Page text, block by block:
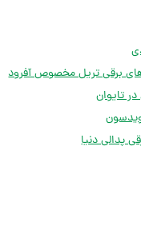
تایوان
پدالی دنیا